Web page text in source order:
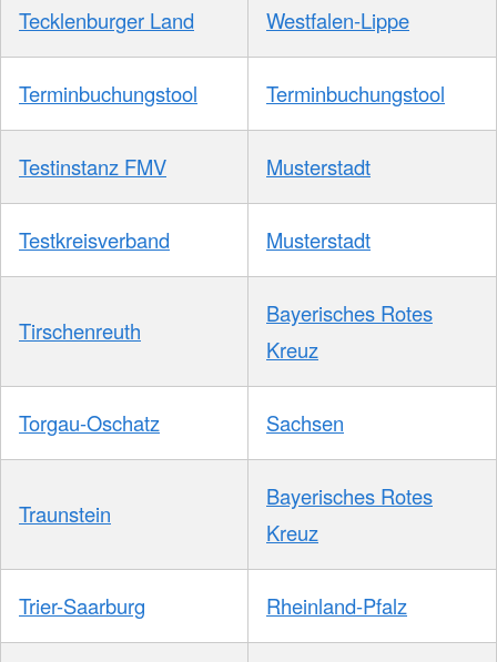
Tecklenburger Land Westfalen-Lippe
Terminbuchungstool Terminbuchungstool
Testinstanz FMV Musterstadt
Testkreisverband Musterstadt
Tirschenreuth
Bayerisches Rotes
Kreuz
Torgau-Oschatz Sachsen
Traunstein
Bayerisches Rotes
Kreuz
Trier-Saarburg Rheinland-Pfalz